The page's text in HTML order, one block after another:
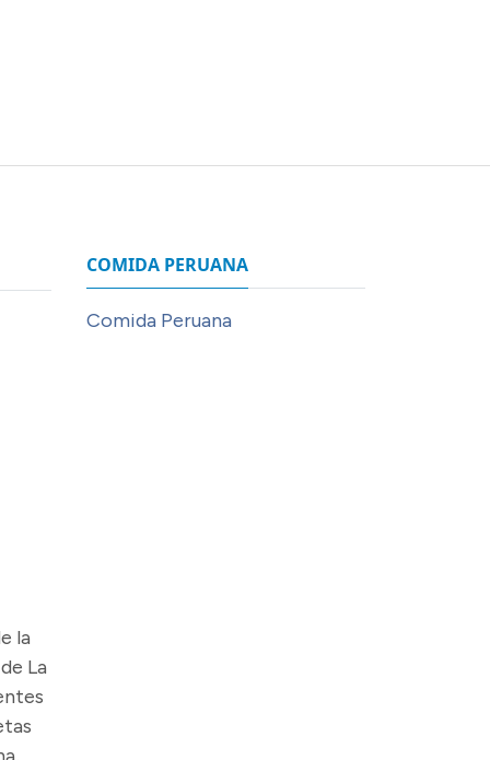
la
La
COMIDA PERUANA
Comida Peruana